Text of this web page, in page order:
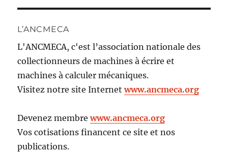
L’ANCMECA
L'ANCMECA, c'est l’association nationale des
collectionneurs de machines à écrire et
machines à calculer mécaniques.
Visitez notre site Internetwww.ancmeca.org
Devenez membrewww.ancmeca.org
Vos cotisations financent ce site et nos
publications.